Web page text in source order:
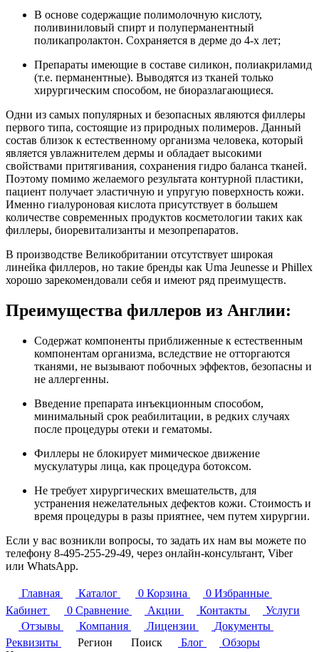
В основе содержащие полимолочную кислоту,
поливиниловый спирт и полуперманентный
поликапролактон. Сохраняется в дерме до 4-х лет;
Препараты имеющие в составе силикон, полиакриламид
(т.е. перманентные). Выводятся из тканей только
хирургическим способом, не биоразлагающиеся.
Одни из самых популярных и безопасных являются филлеры
первого типа, состоящие из природных полимеров. Данный
состав близок к естественному организма человека, который
является увлажнителем дермы и обладает высокими
свойствами притягивания, сохранения гидро баланса тканей.
Поэтому помимо желаемого результата контурной пластики,
пациент получает эластичную и упругую поверхность кожи.
Именно гиалуроновая кислота присутствует в большем
количестве современных продуктов косметологии таких как
филлеры, биоревитализанты и мезопрепаратов.
В производстве Великобритании отсутствует широкая
линейка филлеров, но такие бренды как Uma Jeunesse и Phillex
хорошо зарекомендовали себя и имеют ряд преимуществ.
Преимущества филлеров из Англии:
Содержат компоненты приближенные к естественным
компонентам организма, вследствие не отторгаются
тканями, не вызывают побочных эффектов, безопасны и
не аллергенны.
Введение препарата инъекционным способом,
минимальный срок реабилитации, в редких случаях
после процедуры отеки и гематомы.
Филлеры не блокирует мимическое движение
мускулатуры лица, как процедура ботоксом.
Не требует хирургических вмешательств, для
устранения нежелательных дефектов кожи. Стоимость и
время процедуры в разы приятнее, чем путем хирургии.
Если у вас возникли вопросы, то задать их нам вы можете по
телефону 8-495-255-29-49, через онлайн-консультант, Viber
или WhatsApp.
Главная Каталог 0 Корзина 0 Избранные
Кабинет
0 Сравнение Акции Контакты
Услуги
Отзывы
Компания Лицензии
Документы
Реквизиты
Регион Поиск Блог
Обзоры